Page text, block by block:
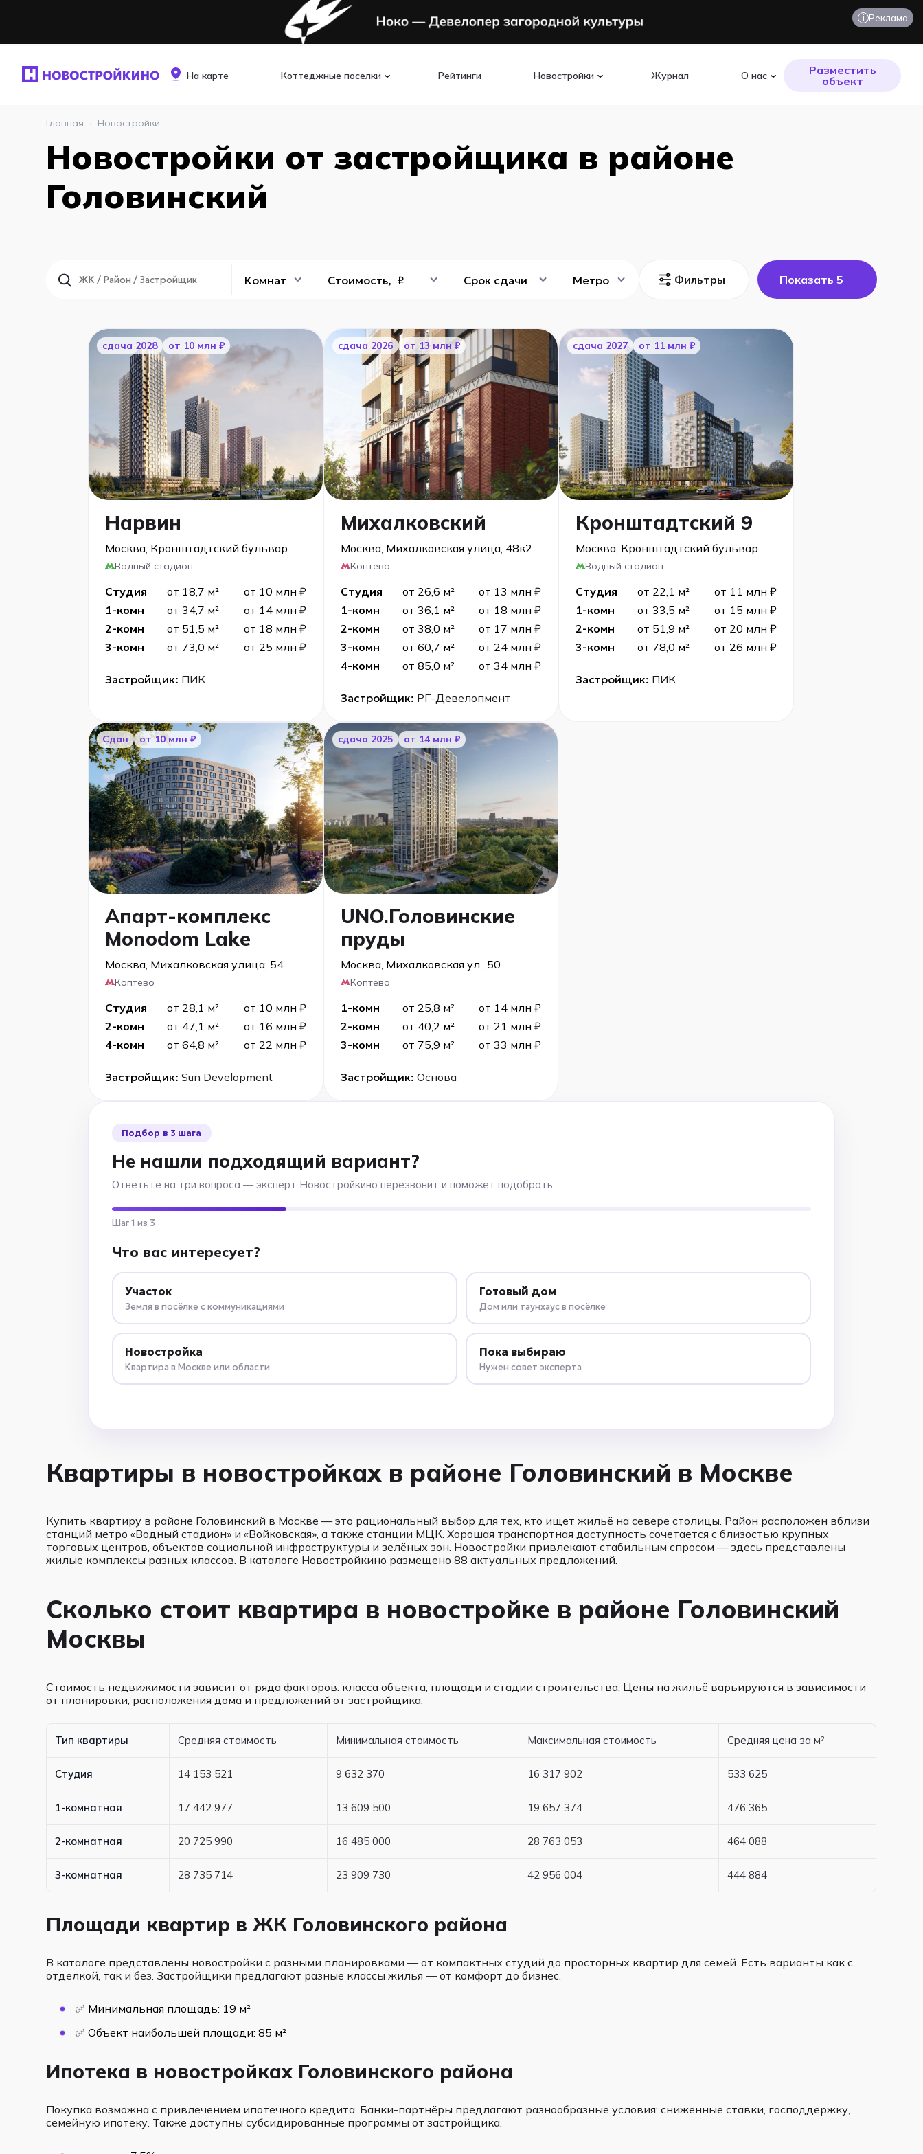
На карте Коттеджные поселки Рейтинги Новостройки Журнал О нас
Разместить
объект
i Реклама
Главная · Новостройки
Новостройки от застройщика в районе
Головинский
Комнат Стоимость, ₽ Срок сдачи Метро Фильтры Показать 5
cдача 2028 от 10 млн ₽
Нарвин
Москва, Кронштадтский бульвар
Водный стадион
Студия от 18,7 м²
от 10 млн ₽
1-комн
от 34,7 м²
от 14 млн ₽
2-комн
от 51,5 м²
от 18 млн ₽
3-комн
от 73,0 м² от 25 млн ₽
Застройщик: ПИК
cдача 2026 от 13 млн ₽
Михалковский
Москва, Михалковская улица, 48к2
Коптево
Студия от 26,6 м²
от 13 млн ₽
1-комн
от 36,1 м²
от 18 млн ₽
2-комн
от 38,0 м²
от 17 млн ₽
3-комн
от 60,7 м²
от 24 млн ₽
4-комн
от 85,0 м² от 34 млн ₽
Застройщик: РГ-Девелопмент
cдача 2027 от 11 млн ₽
Кронштадтский 9
Москва, Кронштадтский бульвар
Водный стадион
Студия от 22,1 м²
от 11 млн ₽
1-комн
от 33,5 м²
от 15 млн ₽
2-комн
от 51,9 м²
от 20 млн ₽
3-комн
от 78,0 м² от 26 млн ₽
Застройщик: ПИК
Сдан от 10 млн ₽
Апарт-комплекс
Monodom Lake
Москва, Михалковская улица, 54
Коптево
Студия от 28,1 м²
от 10 млн ₽
2-комн
от 47,1 м²
от 16 млн ₽
4-комн
от 64,8 м² от 22 млн ₽
Застройщик: Sun Development
cдача 2025 от 14 млн ₽
UNO.Головинские
пруды
Москва, Михалковская ул., 50
Коптево
1-комн от 25,8 м²
от 14 млн ₽
2-комн
от 40,2 м²
от 21 млн ₽
3-комн
от 75,9 м² от 33 млн ₽
Застройщик: Основа
Подбор в 3 шага
Не нашли подходящий вариант?
Ответьте на три вопроса — эксперт Новостройкино перезвонит и поможет подобрать
Шаг 1 из 3
Что вас интересует?
Участок
Земля в посёлке с коммуникациями
Готовый дом
Дом или таунхаус в посёлке
Новостройка
Квартира в Москве или области
Пока выбираю
Нужен совет эксперта
Квартиры в новостройках в районе Головинский в Москве
Купить квартиру в районе Головинский в Москве — это рациональный выбор для тех, кто ищет жильё на севере столицы. Район расположен вблизи
станций метро «Водный стадион» и «Войковская», а также станции МЦК. Хорошая транспортная доступность сочетается с близостью крупных
торговых центров, объектов социальной инфраструктуры и зелёных зон. Новостройки привлекают стабильным спросом — здесь представлены
жилые комплексы разных классов. В каталоге Новостройкино размещено 88 актуальных предложений.
Сколько стоит квартира в новостройке в районе Головинский
Москвы
Стоимость недвижимости зависит от ряда факторов: класса объекта, площади и стадии строительства. Цены на жильё варьируются в зависимости
от планировки, расположения дома и предложений от застройщика.
Тип квартиры Средняя стоимость Минимальная стоимость Максимальная стоимость Средняя цена за м²
Студия 14 153 521 9 632 370 16 317 902 533 625
1-комнатная 17 442 977 13 609 500 19 657 374 476 365
2-комнатная 20 725 990 16 485 000 28 763 053 464 088
3-комнатная 28 735 714 23 909 730 42 956 004 444 884
Площади квартир в ЖК Головинского района
В каталоге представлены новостройки с разными планировками — от компактных студий до просторных квартир для семей. Есть варианты как с
отделкой, так и без. Застройщики предлагают разные классы жилья — от комфорт до бизнес.
✅ Минимальная площадь: 19 м²
✅ Объект наибольшей площади: 85 м²
Ипотека в новостройках Головинского района
Покупка возможна с привлечением ипотечного кредита. Банки-партнёры предлагают разнообразные условия: сниженные ставки, господдержку,
семейную ипотеку. Также доступны субсидированные программы от застройщика.